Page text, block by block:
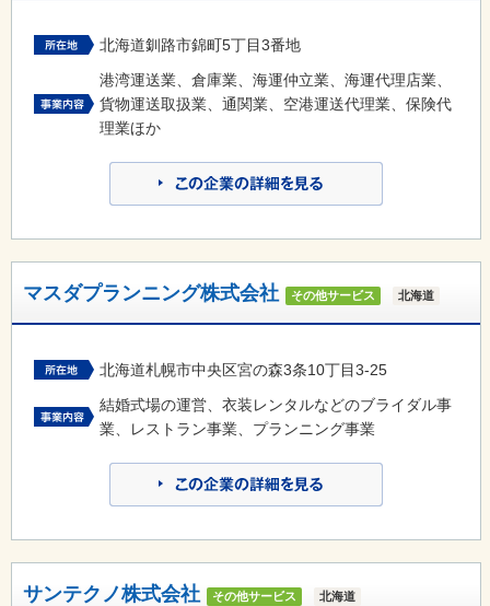
北海道釧路市錦町5丁目3番地
港湾運送業、倉庫業、海運仲立業、海運代理店業、
貨物運送取扱業、通関業、空港運送代理業、保険代
理業ほか
マスダプランニング株式会社 その他サービス 北海道
北海道札幌市中央区宮の森3条10丁目3-25
結婚式場の運営、衣装レンタルなどのブライダル事
業、レストラン事業、プランニング事業
サンテクノ株式会社 その他サービス 北海道